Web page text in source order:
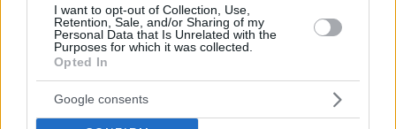
I want to opt-out of Collection, Use,
Retention, Sale, and/or Sharing of my
Personal Data that Is Unrelated with the
Purposes for which it was collected.
Opted In
Google consents